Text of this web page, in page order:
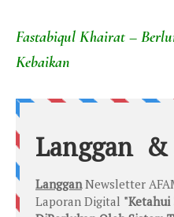
Fastabiqul Khairat –
Kebaikan